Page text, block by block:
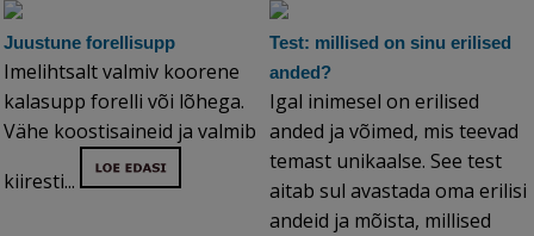
Juustune forellisupp
Imelihtsalt valmiv koorene
kalasupp forelli või lõhega.
Vähe koostisaineid ja valmib
kiiresti...
Test: millised on sinu erilised
anded?
Igal inimesel on erilised
anded ja võimed, mis teevad
temast unikaalse. See test
aitab sul avastada oma erilisi
andeid ja mõista, millised